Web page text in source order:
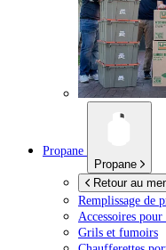
Propane
Propane
Retour au
Remplissage de
Accessoires
Grils et fumoirs